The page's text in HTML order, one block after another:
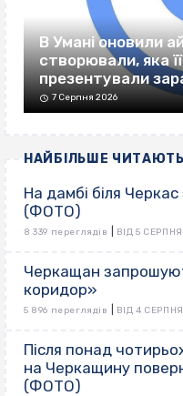
В Умані оновили
створювали, яка
презентували
7 Серпня 2026
НАЙБІЛЬШЕ ЧИТАЮТЬ
На дамбі біля
(ФОТО)
8 339 переглядів ВІД 5
Черкащан
коридор»
5 896 переглядів ВІД 4
Після понад
на Черкащину
(ФОТО)